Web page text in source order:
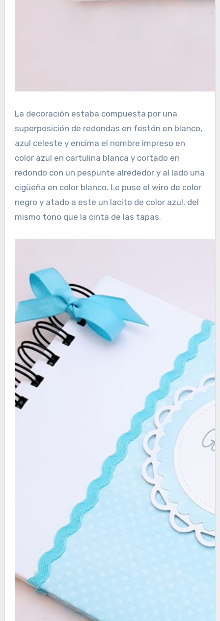
La decoración estaba compuesta por una
superposición de redondas en festón en blanco,
azul celeste y encima el nombre impreso en
color azul en cartulina blanca y cortado en
redondo con un pespunte alrededor y al lado una
cigüeña en color blanco. Le puse el wiro de color
negro y atado a este un lacito de color azul, del
mismo tono que la cinta de las tapas.